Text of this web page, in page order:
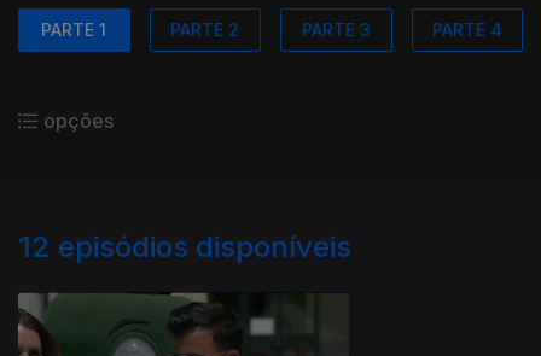
PARTE 1 PARTE 2 PARTE 3 PARTE 4
opções
12 episódios disponíveis